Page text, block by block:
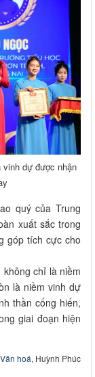
dự được nhận
quý của Trung
xuất sắc trong
góp tích cực cho
chỉ là niềm
là niềm vinh dự
thần cống hiến,
giai đoạn hiện
hoá, Huỳnh Phúc